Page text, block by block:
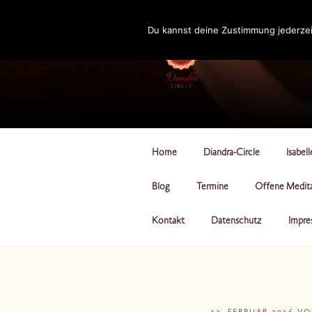
Home Diandra-Circle
Blog Termine Offene
Kontakt Datenschutz
Du kannst deine Zustimmung